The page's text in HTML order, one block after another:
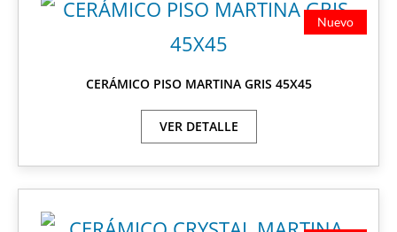
Nuevo
CERÁMICO PISO MARTINA GRIS 45X45
VER DETALLE